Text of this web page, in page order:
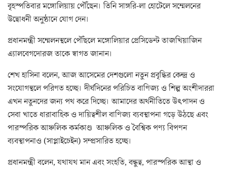
বৃহস্পতিবার মঙ্গোলিয়ায় পৌঁছেন। তিনি সাঙ্গরি-লা হোটেলে সম্মেলনের
উদ্বোধনী অনুষ্ঠানে যোগ দেন।
প্রধানমন্ত্রী সম্মেলনস্থলে পৌঁছলে মঙ্গোলিয়ার প্রেসিডেন্ট তাজখিয়াজিন
এ্যালবেগদোরজ তাকে স্বাগত জানান।
শেখ হাসিনা বলেন, আজ আসেমের দেশগুলো নতুন প্রবৃদ্ধির কেন্দ্র ও
সংযোগস্থলে পরিণত হচ্ছে। দীর্ঘদিনের পরিচিত বাণিজ্য ও শিল্প অংশীদাররা
এখন নতুনদের জন্য পথ করে দিচ্ছে। আমাদের অর্থনীতিতে উৎপাদন ও
সেবা খাতে ধারাবাহিক ও দায়িত্বশীল বাণিজ্য ব্যবস্থাপনা গড়ে উঠছে এবং
পারস্পরিক আঞ্চলিক কর্মকাণ্ড আঞ্চলিক ও বৈশ্বিক পণ্য বিপণন
ব্যবস্থাপনাও (সাপ্লাইচেইন) সম্প্রসারিত হচ্ছে।
প্রধানমন্ত্রী বলেন, যথাযথ মান এবং সংহতি, বন্ধুত্ব, পারস্পরিক আস্থা ও